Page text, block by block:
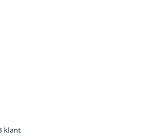
klant